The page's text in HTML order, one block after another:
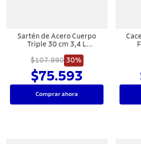
Sartén de Acero Cuerpo
Triple 30 cm 3,4 L
$107.990 30%
$75.593
Comprar ahora